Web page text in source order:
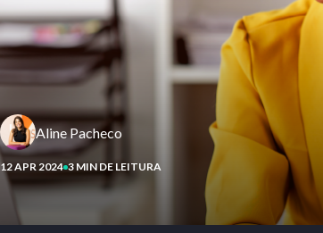
Aline Pacheco
12 APR 2024 3 MIN DE LEITURA